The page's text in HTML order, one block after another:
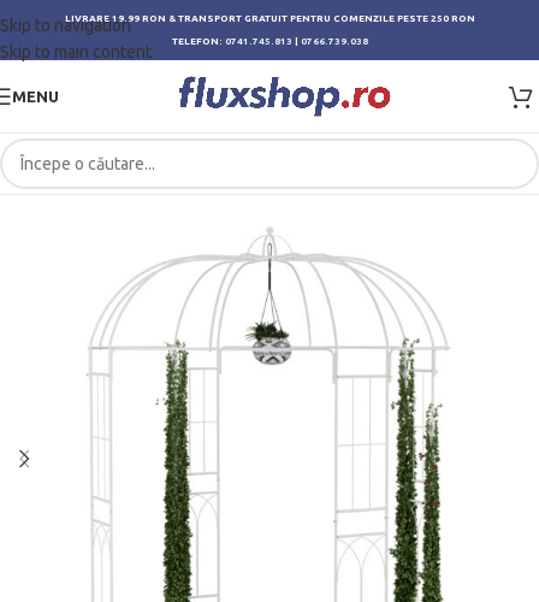
Skip to navigation
Skip to main content
LIVRARE 19.99 RON & TRANSPORT GRATUIT PENTRU COMENZILE PESTE 250 RON
TELEFON: 0741.745.813 0766.739.038
MENU